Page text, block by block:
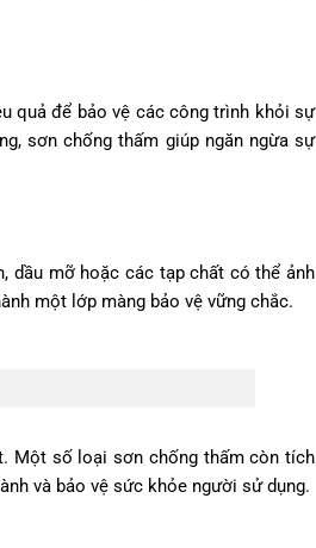
quả để bảo vệ các công trình khỏi sự
sơn chống thấm giúp ngăn ngừa sự
dầu mỡ hoặc các tạp chất có thể ảnh
một lớp màng bảo vệ vững chắc.
Một số loại sơn chống thấm còn tích
và bảo vệ sức khỏe người sử dụng.